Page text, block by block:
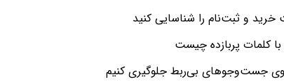
و ثبت‌نام را شناسایی کنید
کلمات پربازده چیست
جست‌وجوهای بی‌ربط جلوگیری کنیم